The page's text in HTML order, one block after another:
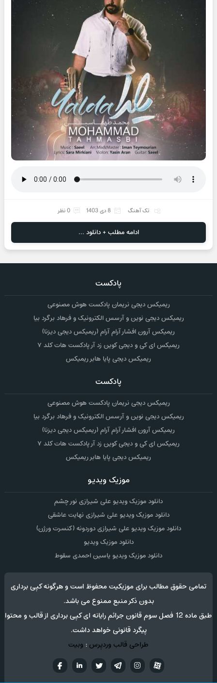
تک آهنگ 8 دی 1403 0 نظر
ادامه مطلب + دانلود ...
پادکست
ریمیکس دیجی نریمان پادکست هوش مصنوعی
ریمیکس دیجی نوین و آرسس الکترونیک و فرهاد برگرد بیا
ریمیکس آرون افشار آرام آرام (ریمیکس دیجی دیزنا)
ریمیکس ای کی و دیجی کوین زد آر پادکست هات کلد ۷
ریمیکس دیجی پایا هابر ریمیکس
پادکست
ریمیکس دیجی نریمان پادکست هوش مصنوعی
ریمیکس دیجی نوین و آرسس الکترونیک و فرهاد برگرد بیا
ریمیکس آرون افشار آرام آرام (ریمیکس دیجی دیزنا)
ریمیکس ای کی و دیجی کوین زد آر پادکست هات کلد ۷
ریمیکس دیجی پایا هابر ریمیکس
موزیک ویدیو
دانلود موزیک ویدیو علی شیرازی نور چشم
دانلود موزیک ویدیو علی شیرازی نهایت عاشقی
دانلود موزیک ویدیو علی شیرازی دوردونه (کنسرت ورژن)
دانلود موزیک ویدیو
دانلود موزیک ویدیو یاسین احمدی سقوط
تمامی حقوق مطالب برای موزیکیت محفوظ است و هرگونه کپی برداری
بدون ذکر منبع ممنوع می باشد.
طبق ماده 12 فصل سوم قانون جرائم رایانه ای کپی برداری از قالب و محتوا
پیگرد قانونی خواهد داشت.
طراحی قالب وردپرس: وبیت
تويترتلگراماینستاگرام آپارات